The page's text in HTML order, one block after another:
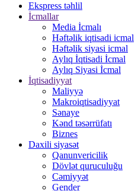
Ekspress təhlil
İcmallar
Media İcmalı
Həftəlik iqtisadi icmal
Həftəlik siyasi icmal
Aylıq İqtisadi İcmal
Aylıq Siyasi İcmal
İqtisadiyyat
Maliyyə
Makroiqtisadiyyat
Sənaye
Kənd təsərrüfatı
Biznes
Daxili siyasət
Qanunvericilik
Dövlət quruculuğu
Cəmiyyət
Gender